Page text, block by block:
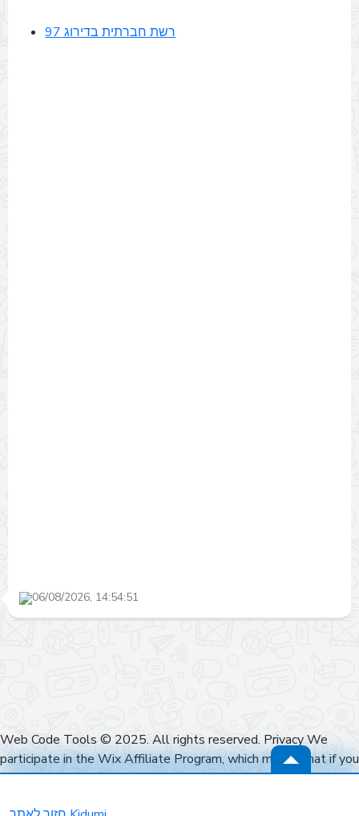
רשת חברתית בדירוג 97
06/08/2026, 14:54:51
Web Code Tools © 2025. All rights reserved. Privacy We
participate in the Wix Affiliate Program, which means that if you
click on a link to Wix and sign up for their services, we may earn